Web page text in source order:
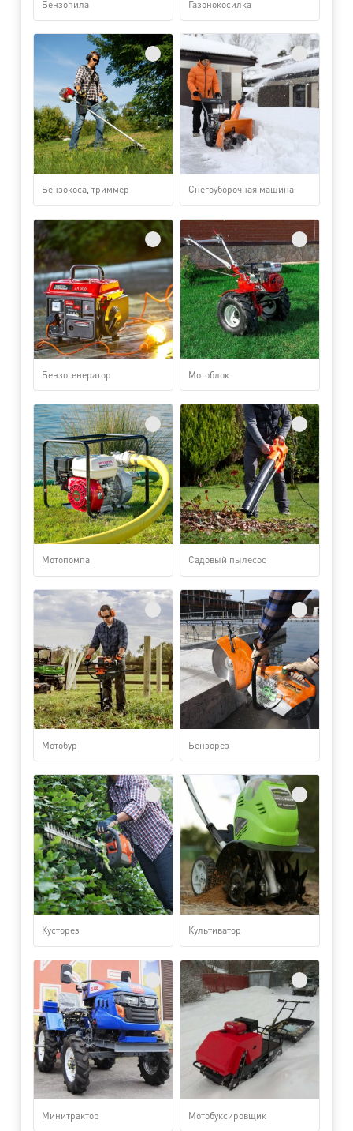
Бензопила Газонокосилка
Бензокоса, триммер Снегоуборочная машина
Бензогенератор Мотоблок
Мотопомпа Садовый пылесос
Мотобур Бензорез
Кусторез Культиватор
Минитрактор Мотобуксировщик